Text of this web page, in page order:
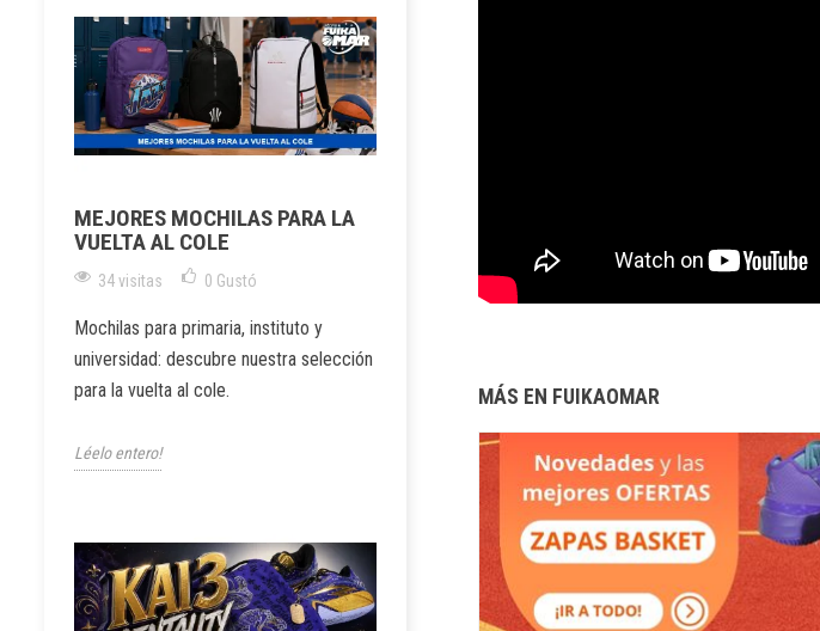
MEJORES MOCHILAS PARA LA
VUELTA AL COLE
34 visitas 0 Gustó
Mochilas para primaria, instituto y
universidad: descubre nuestra selección
para la vuelta al cole.
Léelo entero!
MÁS EN FUIKAOMAR